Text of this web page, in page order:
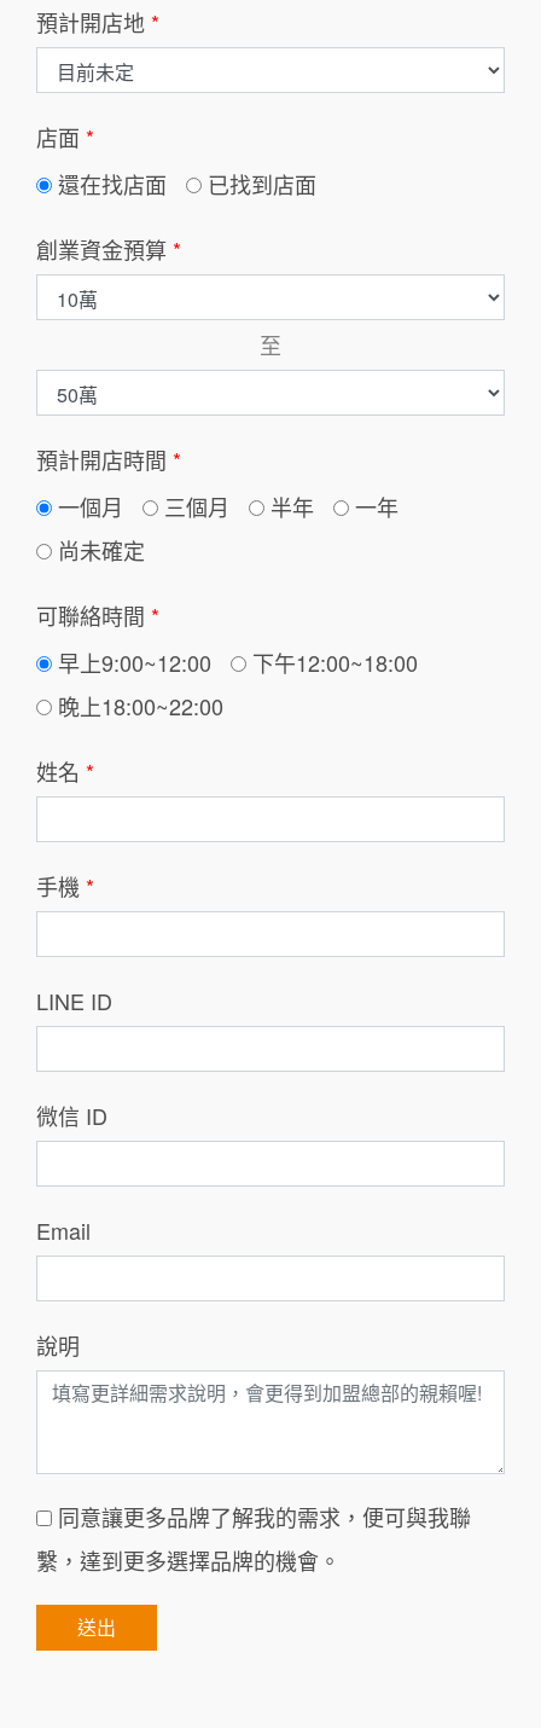
預計開店地 *
店面 *
還在找店面
已找到店面
創業資金預算 *
至
預計開店時間 *
一個月
三個月 半年
一年
尚未確定
可聯絡時間 *
早上9:00~12:00
下午12:00~18:00
晚上18:00~22:00
姓名 *
手機 *
LINE ID
微信 ID
Email
說明
同意讓更多品牌了解我的需求，便可與我聯
繫，達到更多選擇品牌的機會。